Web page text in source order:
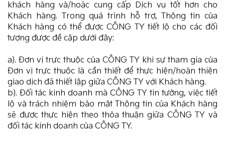
khách hàng và/hoặc cung cấp Dịch vụ tốt hơn cho
Khách hàng. Trong quá trình hỗ trợ, Thông tin của
Khách hàng có thể được CÔNG TY tiết lộ cho các đối
tượng được đề cập dưới đây:
a). Đơn vị trực thuộc của CÔNG TY khi sự tham gia của
Đơn vị trực thuộc là cần thiết để thực hiện/hoàn thiện
giao dịch đã thiết lập giữa CÔNG TY với Khách hàng.
b). Đối tác kinh doanh mà CÔNG TY tin tưởng, việc tiết
lộ và trách nhiệm bảo mật Thông tin của Khách hàng
sẽ được thực hiện theo thỏa thuận giữa CÔNG TY và
đối tác kinh doanh của CÔNG TY.